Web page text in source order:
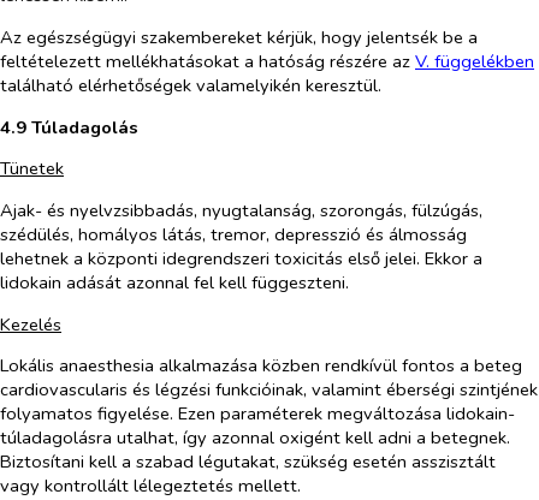
Az egészségügyi szakembereket kérjük, hogy jelentsék be a
feltételezett mellékhatásokat a hatóság részére az V. függelékben
található elérhetőségek valamelyikén keresztül.
4.9 Túladagolás
Tünetek
Ajak- és nyelvzsibbadás, nyugtalanság, szorongás, fülzúgás,
szédülés, homályos látás, tremor, depresszió és álmosság
lehetnek a központi idegrendszeri toxicitás első jelei. Ekkor a
lidokain adását azonnal fel kell függeszteni.
Kezelés
Lokális anaesthesia alkalmazása közben rendkívül fontos a beteg
cardiovascularis és légzési funkcióinak, valamint éberségi szintjének
folyamatos figyelése. Ezen paraméterek megváltozása lidokain-
túladagolásra utalhat, így azonnal oxigént kell adni a betegnek.
Biztosítani kell a szabad légutakat, szükség esetén asszisztált
vagy kontrollált lélegeztetés mellett.